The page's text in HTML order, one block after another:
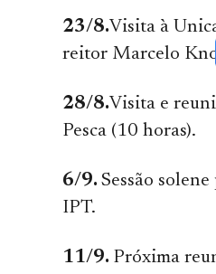
23/8.Visita à
reitor Marcelo
28/8.Visita e
Pesca (10 horas).
6/9.Sessão
IPT.
11/9. Próxima